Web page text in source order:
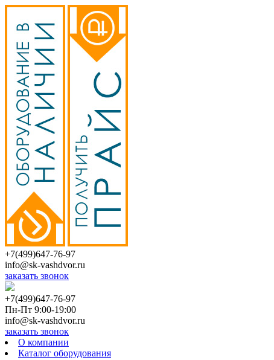
+7(499)647-76-97
info@sk-vashdvor.ru
заказать звонок
+7(499)647-76-97
Пн-Пт 9:00-19:00
info@sk-vashdvor.ru
заказать звонок
О компании
Каталог оборудования